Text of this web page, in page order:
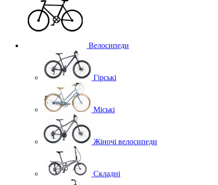
Велосипеди
Гірські
Міські
Жіночі велосипеди
Складні